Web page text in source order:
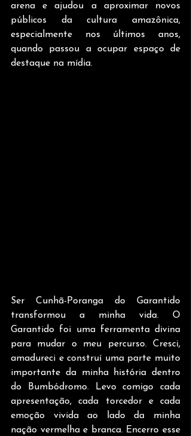
arena e ajudou a aproximar novos
públicos da cultura amazônica,
especialmente nos últimos anos,
quando passou a ocupar espaço de
destaque na mídia.
Ser Cunhã-Poranga do Garantido
transformou a minha vida. O
Garantido foi uma ferramenta divina
para mudar o meu percurso. Cresci,
amadureci e construí uma parte muito
importante da minha história dentro
do Bumbódromo. Levo comigo cada
apresentação, cada torcedor e cada
emoção vivida ao lado da minha
nação vermelha e branca. Encerro esse